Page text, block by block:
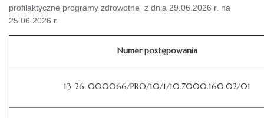
profilaktyczne programy zdrowotne z dnia 29.06.2026 r. na
25.06.2026 r.
Numer postępowania
13-26-000066/PRO/10/1/10.7000.160.02/01